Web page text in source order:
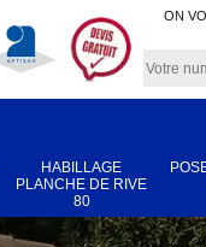
ON
HABILLAGE
PLANCHE DE RIVE
80